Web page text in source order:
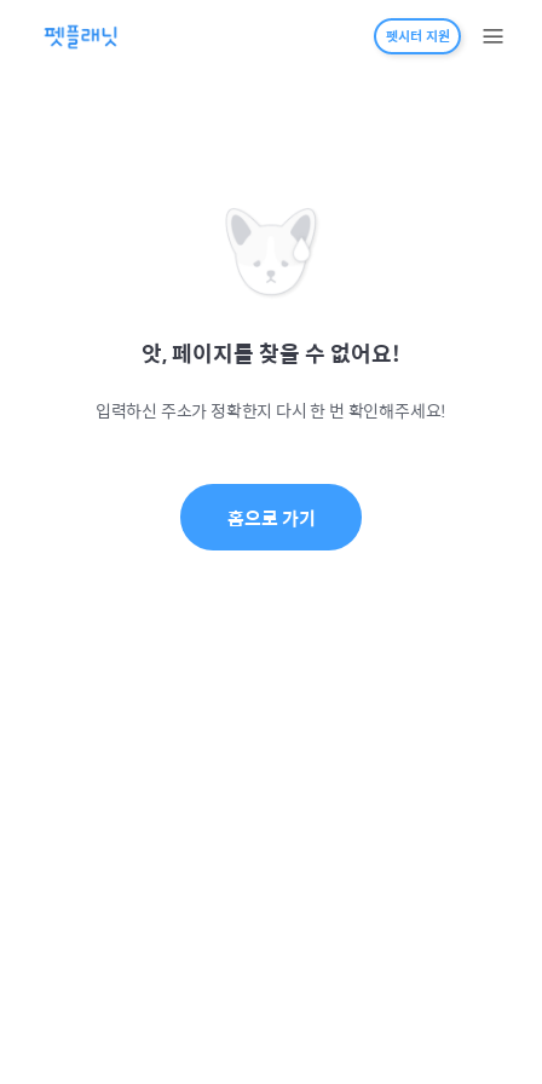
펫시터 지원
앗, 페이지를 찾을 수 없어요!
입력하신 주소가 정확한지 다시 한 번 확인해주세요!
홈으로 가기